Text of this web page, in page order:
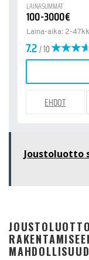
LAINASUMMAT
100-3000€
Laina-aika: 2-47kk
7.2/ 10
EHDOT
Joustoluotto